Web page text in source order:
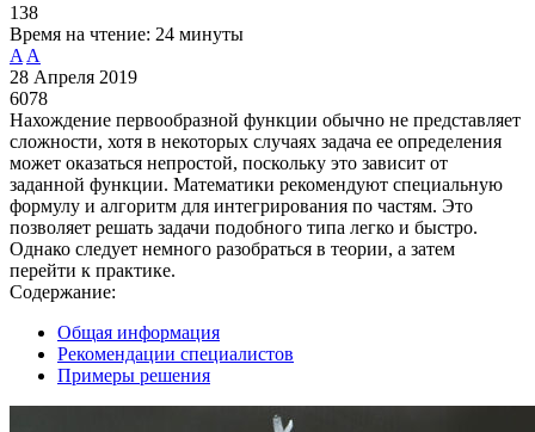
138
Время на чтение: 24 минуты
A A
28 Апреля 2019
6078
Нахождение первообразной функции обычно не представляет
сложности, хотя в некоторых случаях задача ее определения
может оказаться непростой, поскольку это зависит от
заданной функции. Математики рекомендуют специальную
формулу и алгоритм для интегрирования по частям. Это
позволяет решать задачи подобного типа легко и быстро.
Однако следует немного разобраться в теории, а затем
перейти к практике.
Содержание:
Общая информация
Рекомендации специалистов
Примеры решения